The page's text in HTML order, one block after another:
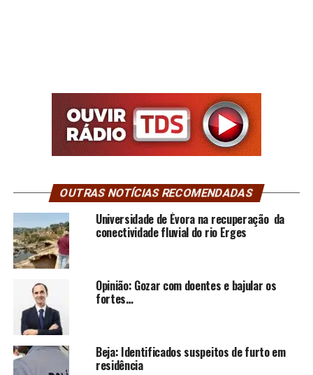
OUTRAS NOTÍCIAS RECOMENDADAS
Universidade de Évora na recuperação da
conectividade fluvial do rio Erges
Opinião: Gozar com doentes e bajular os
fortes…
Beja: Identificados suspeitos de furto em
residência